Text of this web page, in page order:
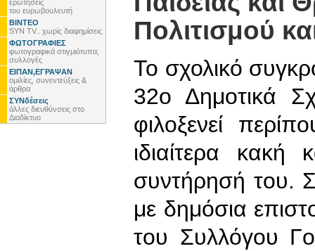
ερωτήσεις
του ευρωβουλευτή
ΒΙΝΤΕΟ
SYN TV.. χωρίς διαφημίσεις
ΦΩΤΟΓΡΑΦΙΕΣ
φωτογραφικά στιγμιότυπα,
συλλογές
ΕΙΠΑΝ,ΕΓΡΑΨΑΝ
ομιλίες, συνεντεύξεις &
άρθρα
ΣΥΝδέσεις
άλλες διευθύνσεις στο
Διαδίκτυο
Πολιτισμού
Το σχολικό
32ο Δημοτικά
φιλοξενεί
ιδιαίτερα
συντήρησή του.
με δημόσια
του Συλλόγου